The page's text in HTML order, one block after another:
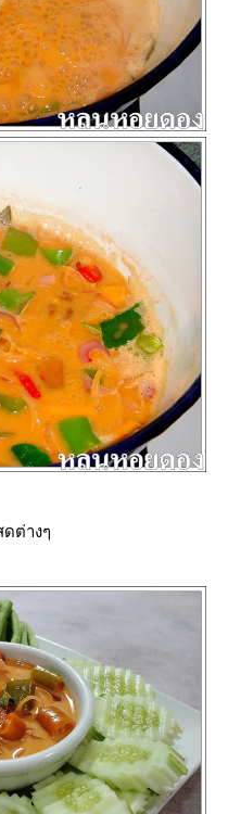
ต่างๆ